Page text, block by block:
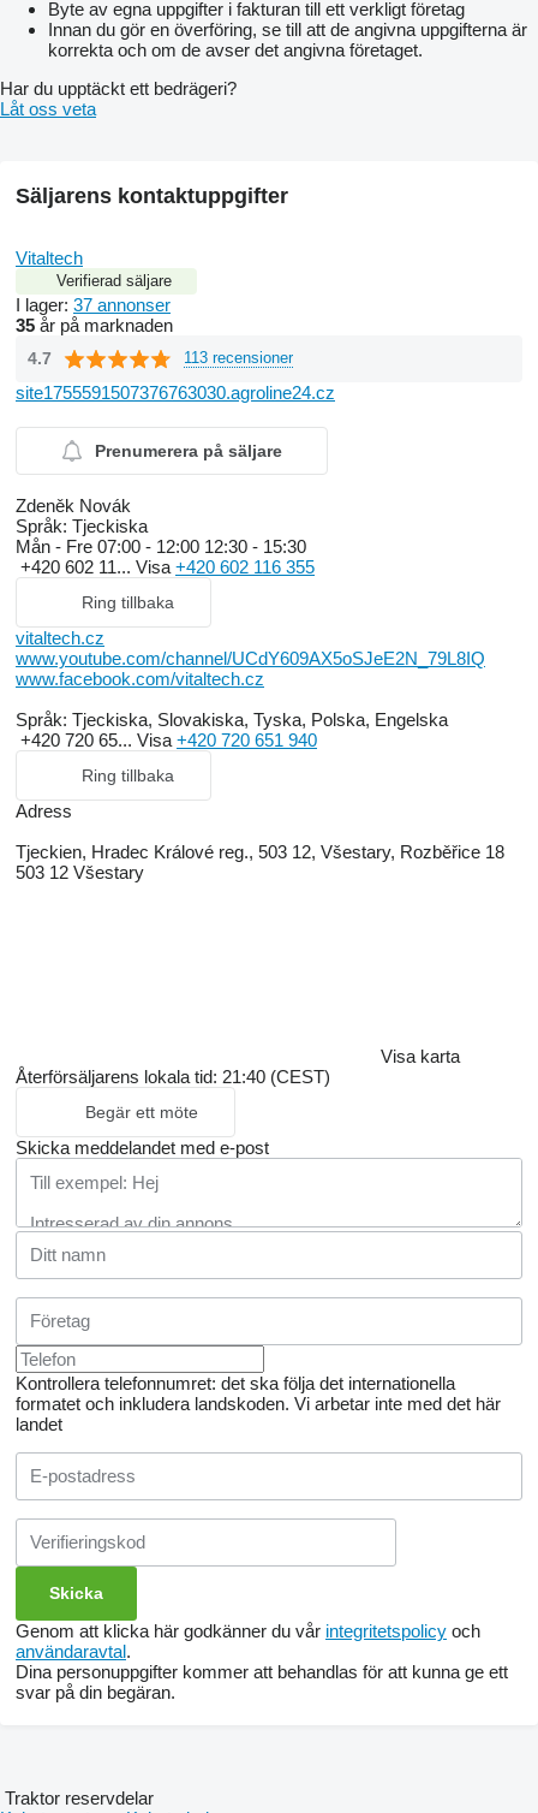
Byte av egna uppgifter i fakturan till ett verkligt företag
Innan du gör en överföring, se till att de angivna uppgifterna är
korrekta och om de avser det angivna företaget.
Har du upptäckt ett bedrägeri?
Låt oss veta
Säljarens kontaktuppgifter
Vitaltech
Verifierad säljare
I lager: 37 annonser
35 år på marknaden
4.7 113 recensioner
site1755591507376763030.agroline24.cz
Prenumerera på säljare
Zdeněk Novák
Språk: Tjeckiska
Mån - Fre 07:00 - 12:00 12:30 - 15:30
+420 602 11... Visa +420 602 116 355
Ring tillbaka
vitaltech.cz
www.youtube.com/channel/UCdY609AX5oSJeE2N_79L8IQ
www.facebook.com/vitaltech.cz
Språk: Tjeckiska, Slovakiska, Tyska, Polska, Engelska
+420 720 65... Visa +420 720 651 940
Ring tillbaka
Adress
Tjeckien, Hradec Králové reg., 503 12, Všestary, Rozběřice 18
503 12 Všestary
Visa karta
Återförsäljarens lokala tid: 21:40 (CEST)
Begär ett möte
Skicka meddelandet med e-post
Kontrollera telefonnumret: det ska följa det internationella
formatet och inkludera landskoden. Vi arbetar inte med det här
landet
Genom att klicka här godkänner du vår integritetspolicy och
användaravtal.
Dina personuppgifter kommer att behandlas för att kunna ge ett
svar på din begäran.
Traktor reservdelar